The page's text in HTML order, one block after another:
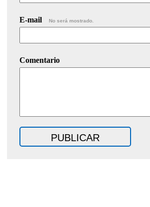
E-mail No será mostrado.
Comentario